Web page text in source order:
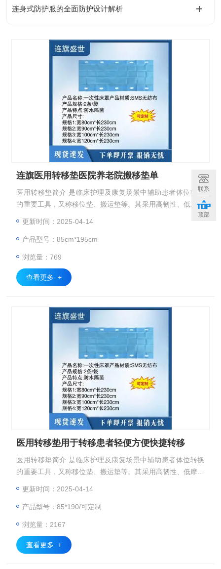
连身式防护服的全面防护设计解析
连旗医用转移垫医院养老院搬移垫单
医用转移垫简介 是临床护理及康复场景中辅助患者体位转换
的重要工具，又称移位垫、搬运垫等。其采用高韧性、低摩擦
系数的透气材质（如尼龙复合面料）制成，配合防滑底层设
时，医护人员或家属可通过提拉边缘把手，协助患者安全翻
操作款，部分具备抗菌、防水
更新时间：2025-04-14
产品型号：85cm*195cm
浏览量：769
查看更多 +
医用转移垫用于转移患者轻便方便快捷转移
医用转移垫简介 是临床护理及康复场景中辅助患者体位转换
的重要工具，又称移位垫、搬运垫等。其采用高韧性、低摩擦
时，医护人员或家属可通过提拉边缘把手，协助患者安全翻
操作款，部分具备抗菌、防水
更新时间：2025-04-14
产品型号：85*190/可定制
浏览量：2167
查看更多 +
联系
顶部